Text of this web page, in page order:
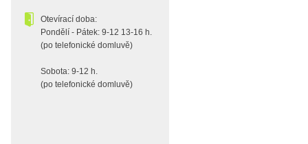
Otevírací doba:
Pondělí - Pátek: 9-12 13-16 h.
(po telefonické domluvě)
Sobota: 9-12 h.
(po telefonické domluvě)